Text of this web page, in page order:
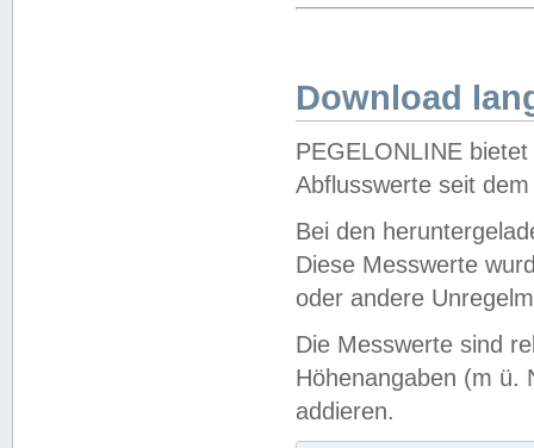
Download
PEGELONLINE
Abflusswerte seit
Bei den
Diese Messwerte
oder andere
Die Messwerte sind
Höhenangaben (m ü.
addieren.